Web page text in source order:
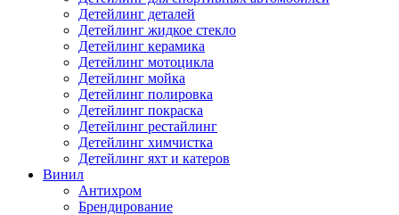
Детейлинг деталей
Детейлинг жидкое стекло
Детейлинг керамика
Детейлинг мотоцикла
Детейлинг мойка
Детейлинг полировка
Детейлинг покраска
Детейлинг рестайлинг
Детейлинг химчистка
Детейлинг яхт и катеров
Винил
Антихром
Брендирование